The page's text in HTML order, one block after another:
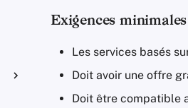
Exigences minimales
Les services basés
Doit avoir une offre
Doit être compatible